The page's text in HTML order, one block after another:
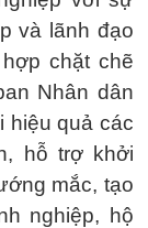
và lãnh đạo
chặt chẽ
Nhân dân
hiệu quả các
hỗ trợ khởi
mắc, tạo
nghiệp, hộ